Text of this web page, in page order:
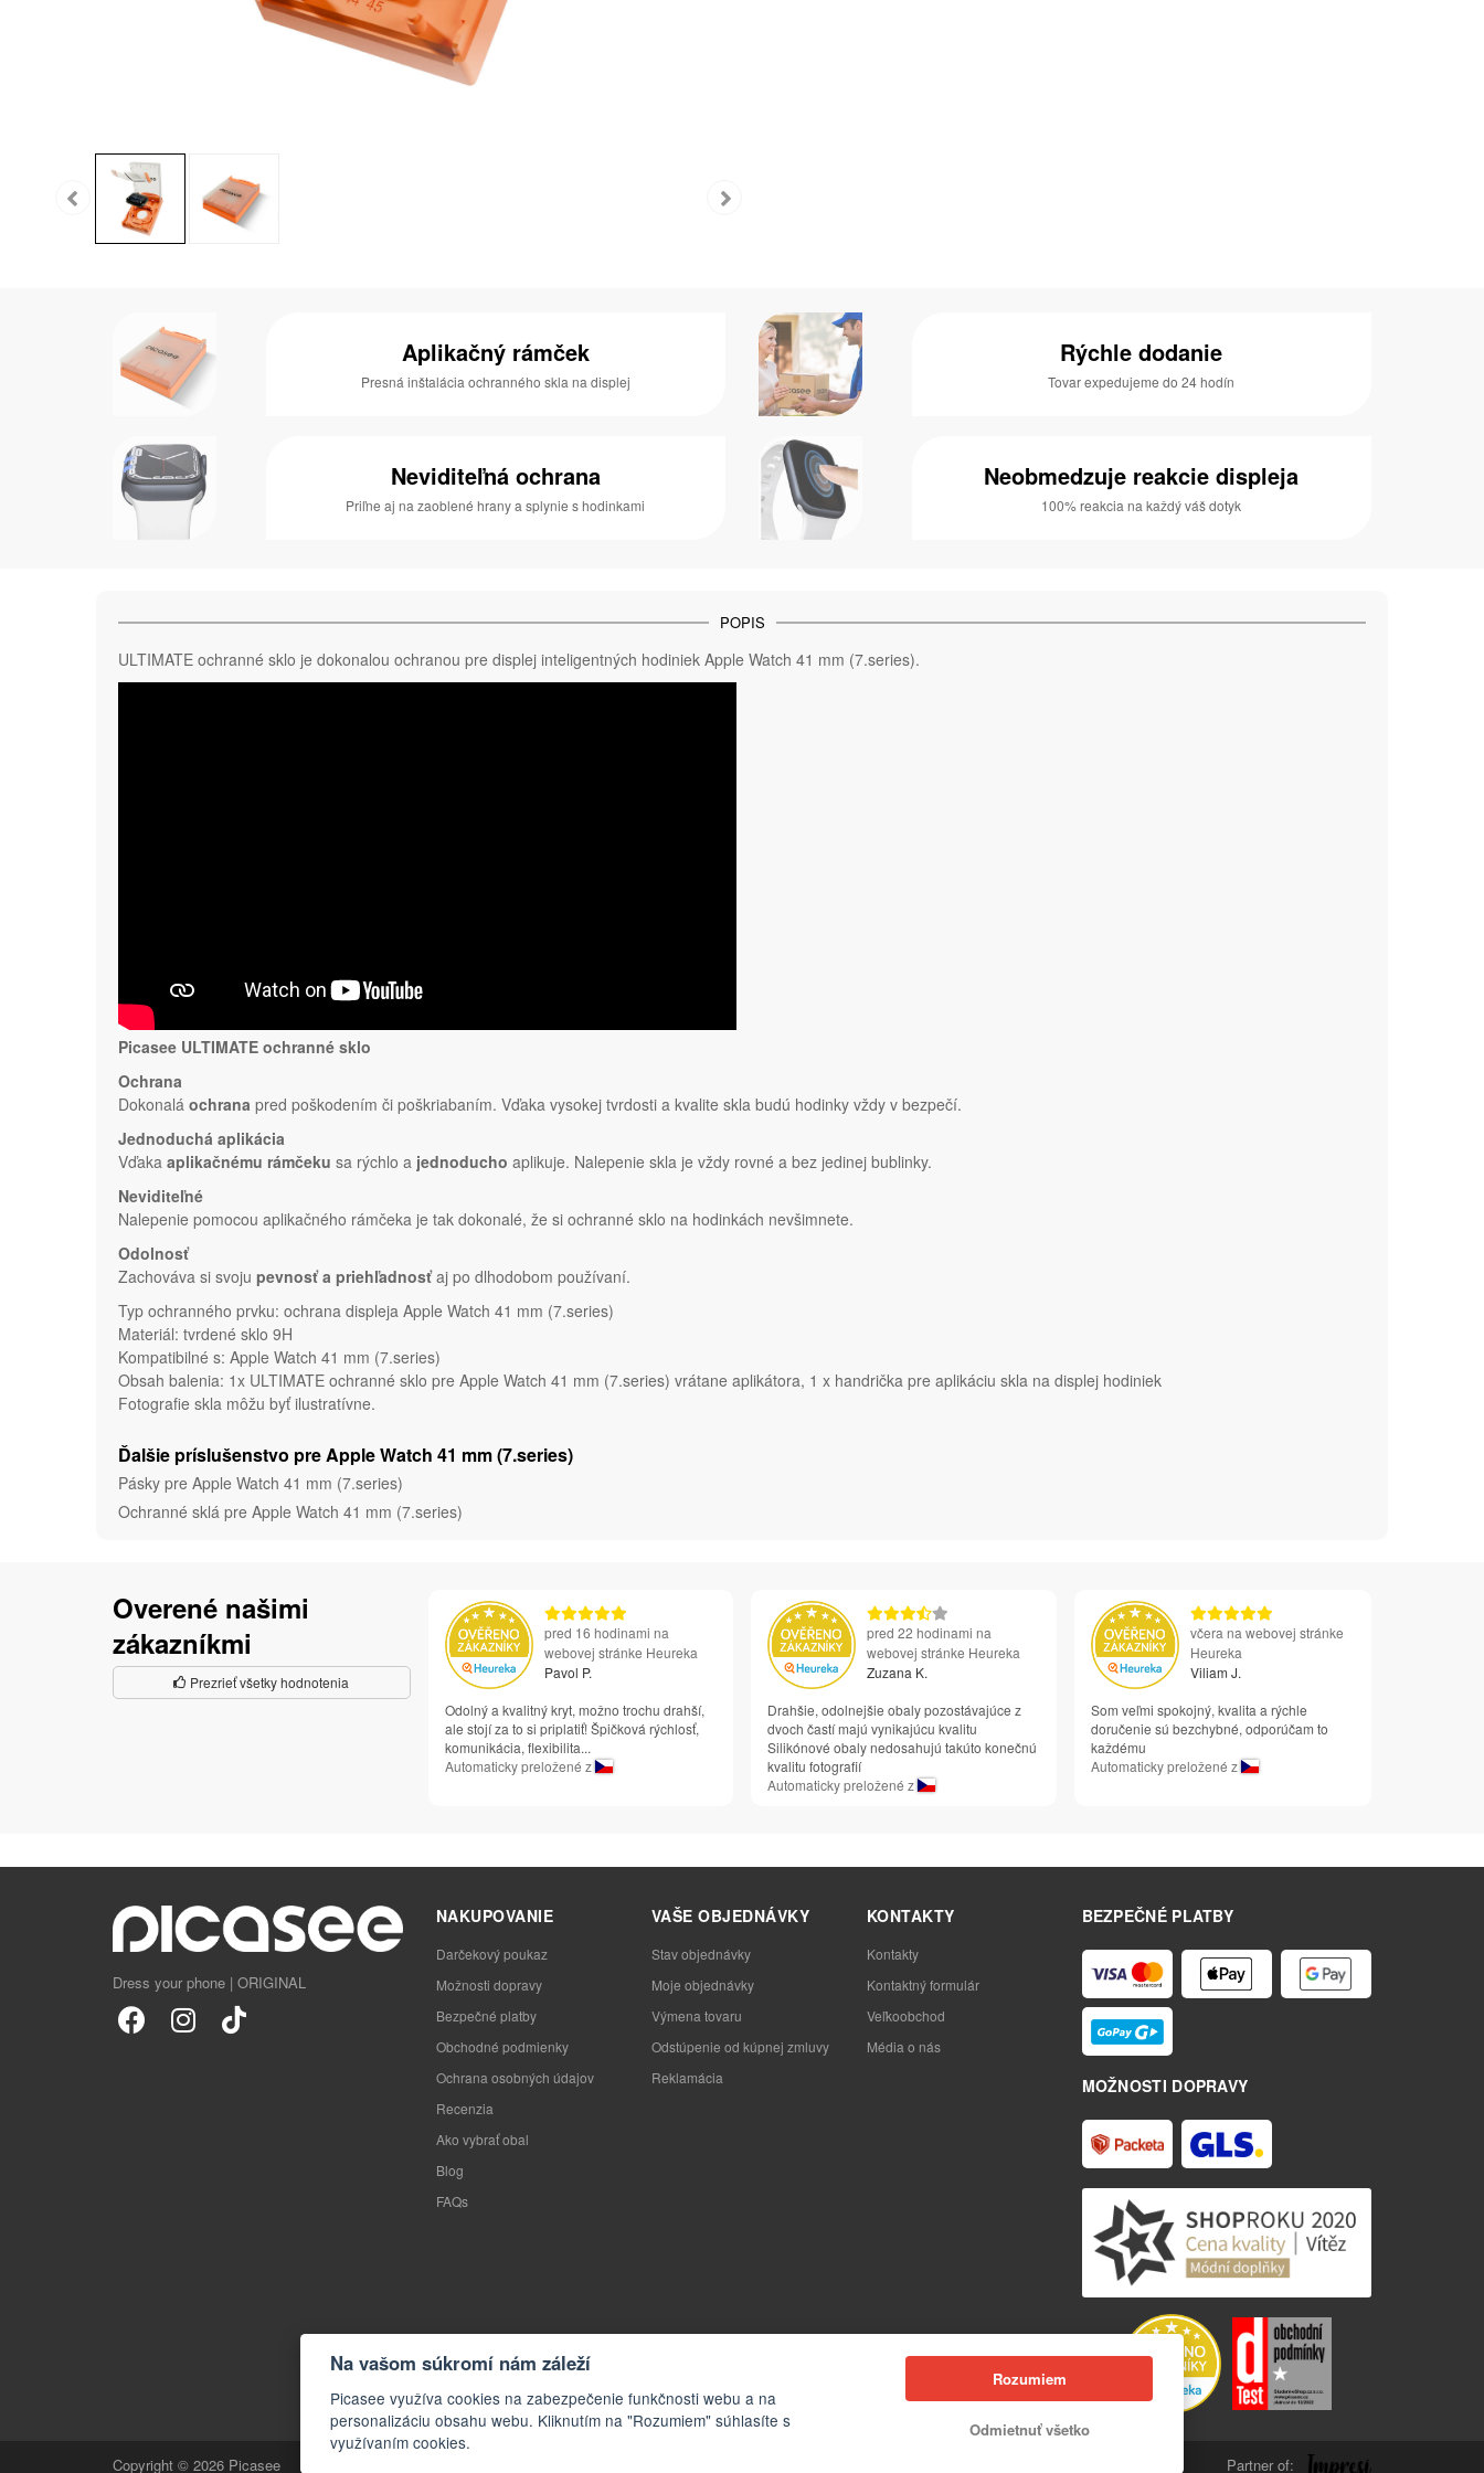
Aplikačný rámček
Presná inštalácia ochranného skla na displej
Rýchle dodanie
Tovar expedujeme do 24 hodín
Neviditeľná ochrana
Priľne aj na zaoblené hrany a splynie s hodinkami
Neobmedzuje reakcie displeja
100% reakcia na každý váš dotyk
POPIS
ULTIMATE ochranné sklo je dokonalou ochranou pre displej inteligentných hodiniek Apple Watch 41 mm (7.series).
Picasee ULTIMATE ochranné sklo
Ochrana
Dokonalá ochrana pred poškodením či poškriabaním. Vďaka vysokej tvrdosti a kvalite skla budú hodinky vždy v bezpečí.
Jednoduchá aplikácia
Vďaka aplikačnému rámčeku sa rýchlo a jednoducho aplikuje. Nalepenie skla je vždy rovné a bez jedinej bublinky.
Neviditeľné
Nalepenie pomocou aplikačného rámčeka je tak dokonalé, že si ochranné sklo na hodinkách nevšimnete.
Odolnosť
Zachováva si svoju pevnosť a priehľadnosťaj po dlhodobom používaní.
Typ ochranného prvku: ochrana displeja Apple Watch 41 mm (7.series)
Materiál: tvrdené sklo 9H
Kompatibilné s: Apple Watch 41 mm (7.series)
Obsah balenia: 1x ULTIMATE ochranné sklo pre Apple Watch 41 mm (7.series) vrátane aplikátora, 1 x handrička pre aplikáciu skla na displej hodiniek
Fotografie skla môžu byť ilustratívne.
Ďalšie príslušenstvo pre Apple Watch 41 mm (7.series)
Pásky pre Apple Watch 41 mm (7.series)
Ochranné sklá pre Apple Watch 41 mm (7.series)
Overené našimi
zákazníkmi
Prezrieť všetky hodnotenia
pred 16 hodinami na
webovej stránke Heureka
Pavol P.
Odolný a kvalitný kryt, možno trochu drahší,
ale stojí za to si priplatiť! Špičková rýchlosť,
komunikácia, flexibilita...
Automaticky preložené z
pred 22 hodinami na
webovej stránke Heureka
Zuzana K.
Drahšie, odolnejšie obaly pozostávajúce z
dvoch častí majú vynikajúcu kvalitu
Silikónové obaly nedosahujú takúto konečnú
kvalitu fotografií
Automaticky preložené z
včera na webovej stránke
Heureka
Viliam J.
Som veľmi spokojný, kvalita a rýchle
doručenie sú bezchybné, odporúčam to
každému
Automaticky preložené z
Dress your phone | ORIGINAL
BEZPEČNÉ PLATBY
MOŽNOSTI DOPRAVY
NAKUPOVANIE
Darčekový poukaz
Možnosti dopravy
Bezpečné platby
Obchodné podmienky
Ochrana osobných údajov
Recenzia
Ako vybrať obal
Blog
FAQs
VAŠE OBJEDNÁVKY
Stav objednávky
Moje objednávky
Výmena tovaru
Odstúpenie od kúpnej zmluvy
Reklamácia
KONTAKTY
Kontakty
Kontaktný formulár
Veľkoobchod
Média o nás
Copyright © 2026 Picasee Partner of:
Na vašom súkromí nám záleží
Picasee využíva cookies na zabezpečenie funkčnosti webu a na
personalizáciu obsahu webu. Kliknutím na "Rozumiem" súhlasíte s
využívaním cookies.
Rozumiem
Odmietnuť všetko